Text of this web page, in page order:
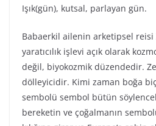
Işık(gün), kutsal, parlayan gün.
Babaerkil ailenin arketipsel reisi
yaratıcılık işlevi açık olarak
değil, biyokozmik düzendedir.
dölleyicidir. Kimi zaman boğa
sembolü sembol bütün
bereketin ve çoğalmanın